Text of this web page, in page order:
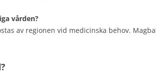
vården?
av regionen vid medicinska behov.